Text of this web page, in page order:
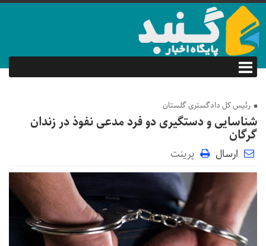
رئیس کل دادگستری گلستان
شناسایی و دستگیری دو فرد مدعی نفوذ در زندان
گرگان
ارسال پرینت